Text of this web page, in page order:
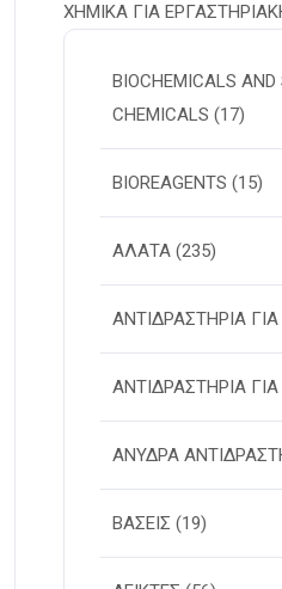
ΧΗΜΙΚΑ ΓΙΑ
BIOCHEMICALS AND
CHEMICALS (17)
BIOREAGENTS (15)
ΑΛΑΤΑ (235)
ΑΝΤΙΔΡΑΣΤΗΡΙΑ ΓΙΑ
ΑΝΤΙΔΡΑΣΤΗΡΙΑ ΓΙΑ
ΑΝΥΔΡΑ
ΒΑΣΕΙΣ (19)